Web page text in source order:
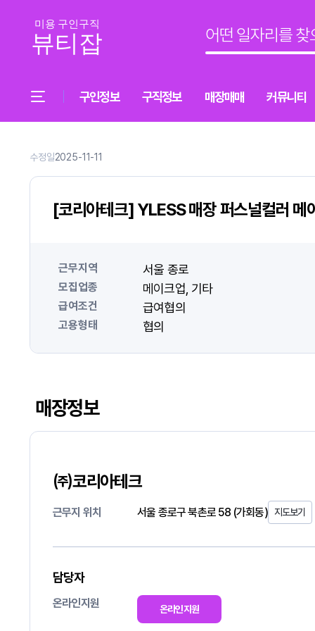
구인정보 구직정보 매장매매 커뮤니티
수정일2025-11-11
[코리아테크] YLESS 매장 퍼스널컬러 메
근무지역 서울 종로
모집업종 메이크업 기타
급여조건 급여협의
고용형태 협의
매장정보
㈜코리아테크
근무지 위치 서울 종로구 북촌로 58 (가회동) 지도보기
담당자
온라인지원 온라인지원